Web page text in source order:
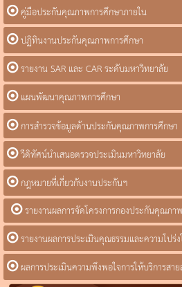
คู่มือประกันคุณภาพการศึกษาภายใน
ปฏิทินงานประกันคุณภาพการศึกษา
รายงาน SAR และ CAR ระดับมหาวิทยาลัย
แผนพัฒนาคุณภาพการศึกษา
การสำรวจข้อมูลด้านประกันคุณภาพการศึกษา
วีดิทัศน์นำเสนอตรวจประเมินมหาวิทยาลัย
กฎหมายที่เกี่ยวกับงานประกันฯ
รายงานผลการจัดโครงการกองประกันคุณภา
รายงานผลการประเมินคุณธรรมและความโปร่ง
ผลการประเมินความพึงพอใจการให้บริการสา